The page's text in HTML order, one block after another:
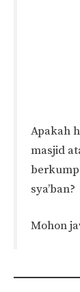
Apakah
masjid
sya’ban?
Mohon